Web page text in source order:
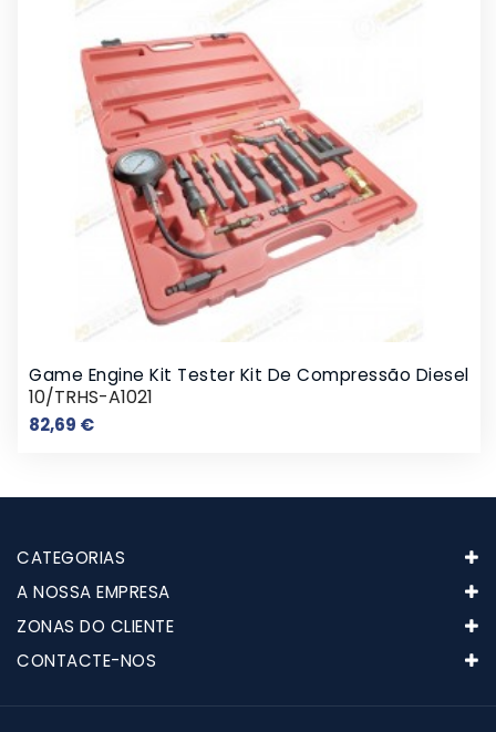
Game Engine Kit Tester Kit De Compressão Diesel
10/TRHS-A1021
82,69 €Preço
CATEGORIAS
A NOSSA EMPRESA
ZONAS DO CLIENTE
CONTACTE-NOS